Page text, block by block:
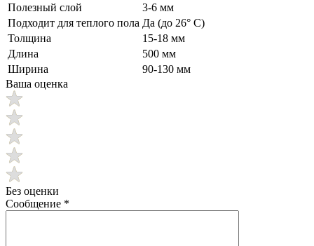
Полезный слой
3-6 мм
Подходит для теплого пола Да (до 26° C)
Толщина
15-18 мм
Длина
500 мм
Ширина
90-130 мм
Ваша оценка
Без оценки
Сообщение *